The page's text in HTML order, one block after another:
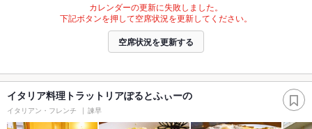
カレンダーの更新に失敗しました。
下記ボタンを押して空席状況を更新してください。
空席状況を更新する
イタリア料理トラットリアぽるとふぃーの
イタリアン・フレンチ 諫早